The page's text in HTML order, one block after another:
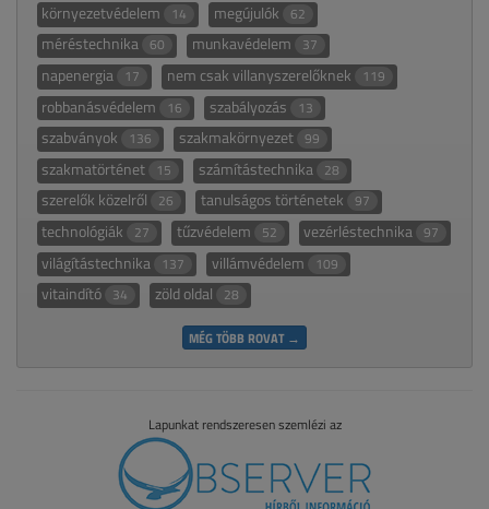
környezetvédelem 14 megújulók 62
méréstechnika 60 munkavédelem 37
napenergia 17 nem csak villanyszerelőknek 119
robbanásvédelem 16 szabályozás 13
szabványok 136 szakmakörnyezet 99
szakmatörténet 15 számítástechnika 28
szerelők közelről 26 tanulságos történetek 97
technológiák 27 tűzvédelem 52 vezérléstechnika 97
világítástechnika 137 villámvédelem 109
vitaindító 34 zöld oldal 28
MÉG TÖBB ROVAT →
Lapunkat rendszeresen szemlézi az